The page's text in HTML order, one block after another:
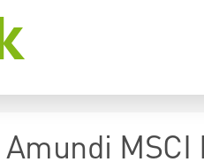
Amundi MSCI